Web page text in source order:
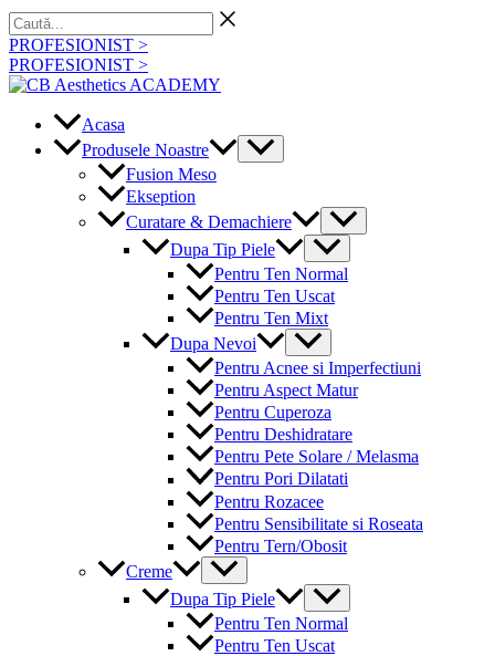
Skip
to
content
Caută...
PROFESIONIST >
PROFESIONIST >
Acasa
Produsele Noastre
Menu
Toggle
Fusion Meso
Ekseption
Curatare & Demachiere
Menu
Toggle
Dupa Tip Piele
Menu
Toggle
Pentru Ten Normal
Pentru Ten Uscat
Pentru Ten Mixt
Dupa Nevoi
Menu
Toggle
Pentru Acnee si Imperfectiuni
Pentru Aspect Matur
Pentru Cuperoza
Pentru Deshidratare
Pentru Pete Solare / Melasma
Pentru Pori Dilatati
Pentru Rozacee
Pentru Sensibilitate si Roseata
Pentru Tern/Obosit
Creme
Menu
Toggle
Dupa Tip Piele
Menu
Toggle
Pentru Ten Normal
Pentru Ten Uscat